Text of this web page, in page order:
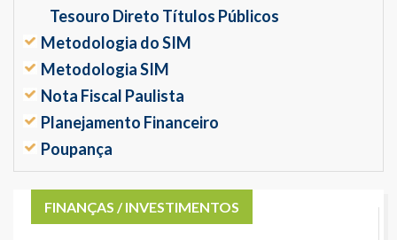
Tesouro Direto Títulos Públicos
Metodologia do SIM
Metodologia SIM
Nota Fiscal Paulista
Planejamento Financeiro
Poupança
FINANÇAS / INVESTIMENTOS